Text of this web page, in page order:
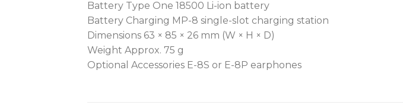
Battery Type One 18500 Li-ion battery
Battery Charging MP-8 single-slot charging station
Dimensions 63 × 85 × 26 mm (W × H × D)
Weight Approx. 75 g
Optional Accessories E-8S or E-8P earphones